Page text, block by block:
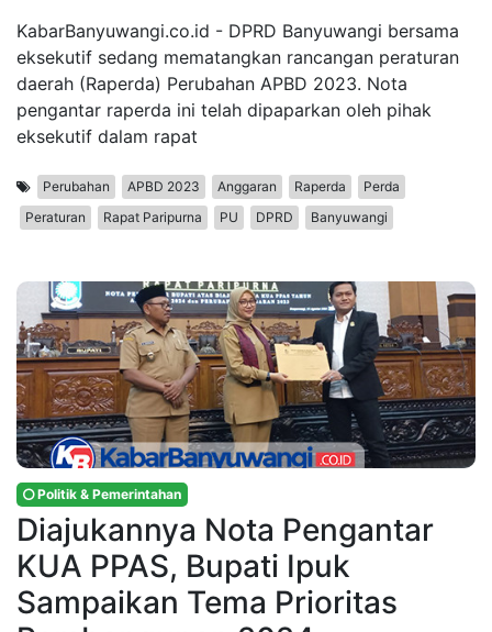
KabarBanyuwangi.co.id - DPRD Banyuwangi bersama
eksekutif sedang mematangkan rancangan peraturan
daerah (Raperda) Perubahan APBD 2023. Nota
pengantar raperda ini telah dipaparkan oleh pihak
eksekutif dalam rapat
Perubahan APBD 2023 Anggaran Raperda
Perda
Peraturan
Rapat Paripurna PU DPRD Banyuwangi
Politik & Pemerintahan
Diajukannya Nota Pengantar
KUA PPAS, Bupati Ipuk
Sampaikan Tema Prioritas